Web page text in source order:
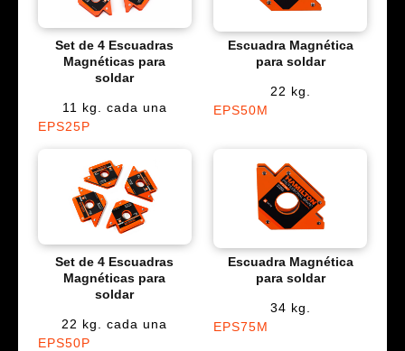
Set de 4 Escuadras
Magnéticas para
soldar
11 kg. cada una
EPS25P
Escuadra Magnética
para soldar
22 kg.
EPS50M
Set de 4 Escuadras
Magnéticas para
soldar
22 kg. cada una
EPS50P
Escuadra Magnética
para soldar
34 kg.
EPS75M